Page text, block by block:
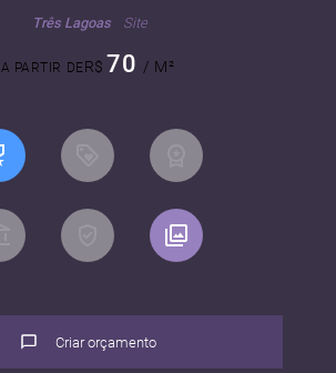
Três Lagoas Site
A PARTIR DER$ 70 / M²
Criar orçamento